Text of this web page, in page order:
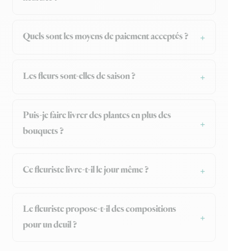
Quels sont les moyens de paiement acceptés ?
Les fleurs sont-elles de saison ?
Puis-je faire livrer des plantes en plus des
bouquets ?
Ce fleuriste livre-t-il le jour même ?
Le fleuriste propose-t-il des compositions
pour un deuil ?